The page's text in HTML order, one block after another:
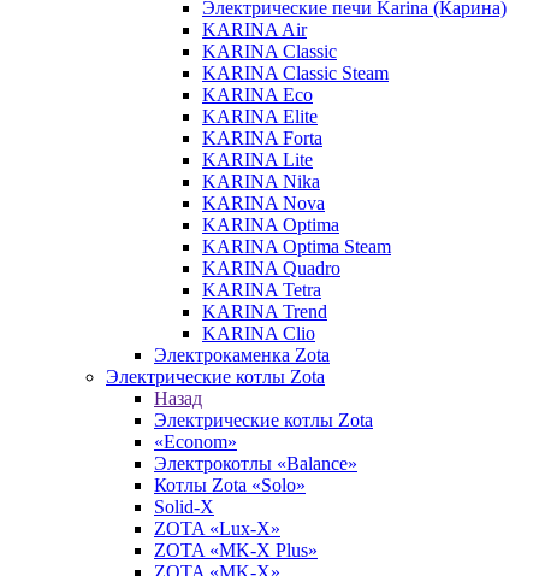
Электрические печи Karina (Карина)
KARINA Air
KARINA Classic
KARINA Classic Steam
KARINA Eco
KARINA Elite
KARINA Forta
KARINA Lite
KARINA Nika
KARINA Nova
KARINA Optima
KARINA Optima Steam
KARINA Quadro
KARINA Tetra
KARINA Trend
KARINA Clio
Электрокаменка Zota
Электрические котлы Zota
Назад
Электрические котлы Zota
«Econom»
Электрокотлы «Balance»
Котлы Zota «Solo»
Solid-X
ZOTA «Lux-X»
ZOTA «MK-X Plus»
ZOTA «MK-X»